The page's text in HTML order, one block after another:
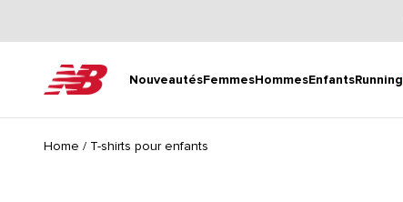
NouveautésFemmesHommesEnfantsRunning
New Balance
Home / T-shirts pour enfants